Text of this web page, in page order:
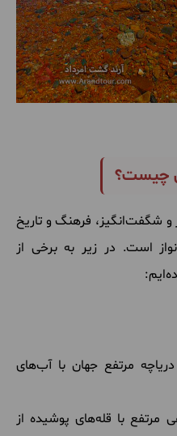
چیست؟
و شگفت‌انگیز، فرهنگ و تاریخ
است. در زیر به برخی از
مرتفع جهان با آب‌های
با قله‌های پوشیده از